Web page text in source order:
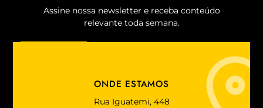
Assine nossa newsletter e receba conteúdo
relevante toda semana.
ONDE ESTAMOS
Rua Iguatemi, 448